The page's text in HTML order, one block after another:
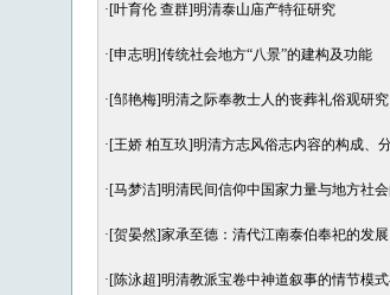
·[叶育伦 查群]明清泰山庙产特征研究
·[申志明]传统社会地方“八景”的建构及功能
·[邹艳梅]明清之际奉教士人的丧葬礼俗观研究
·[王娇 柏互玖]明清方志风俗志内容的构成、
·[马梦洁]明清民间信仰中国家力量与地方社
·[贺晏然]家承至德：清代江南泰伯奉祀的发展
·[陈泳超]明清教派宝卷中神道叙事的情节模